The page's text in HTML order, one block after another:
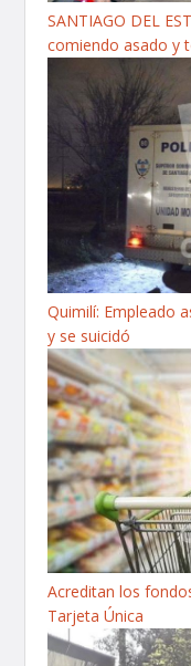
SANTIAGO DEL
comiendo asado y
Quimilí: Empleado
y se suicidó
Acreditan los
Tarjeta Única